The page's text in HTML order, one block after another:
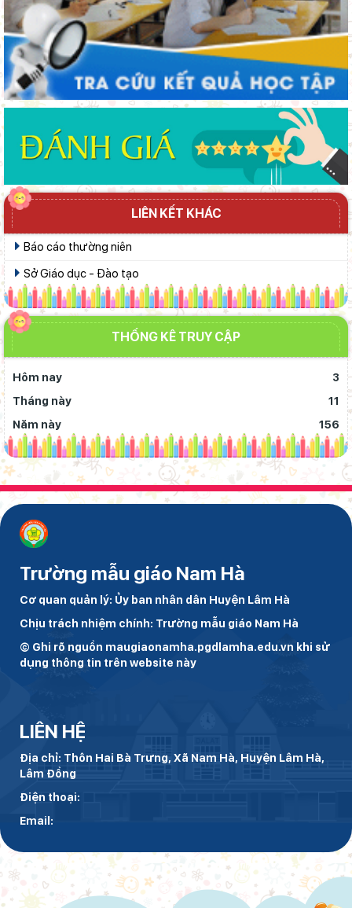
Khát khao thay đổi cuộc sống bằng con đường học tập
LIÊN KẾT KHÁC
Báo cáo thường niên
Sở Giáo dục - Đào tạo
THỐNG KÊ TRUY CẬP
Hôm nay
3
Tháng này
11
Năm này
156
Trường mẫu giáo Nam Hà
Cơ quan quản lý: Ủy ban nhân dân Huyện Lâm Hà
Chịu trách nhiệm chính: Trường mẫu giáo Nam Hà
© Ghi rõ nguồn maugiaonamha.pgdlamha.edu.vn khi sử
dụng thông tin trên website này
LIÊN HỆ
Địa chỉ: Thôn Hai Bà Trưng, Xã Nam Hà, Huyện Lâm Hà,
Lâm Đồng
Điện thoại:
Email: